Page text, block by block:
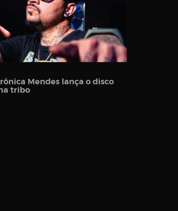
Mendes lança o disco
tribo